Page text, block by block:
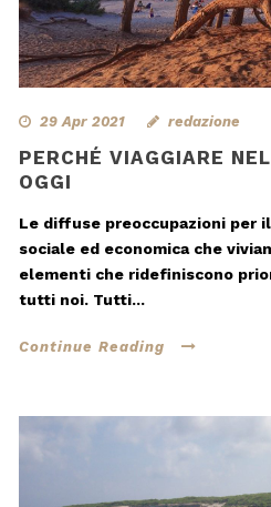
29 Apr 2021 redazione
PERCHÉ VIAGGIARE
OGGI
Le diffuse preoccupazioni per
sociale ed economica che
elementi che ridefiniscono
tutti noi. Tutti...
Continue Reading